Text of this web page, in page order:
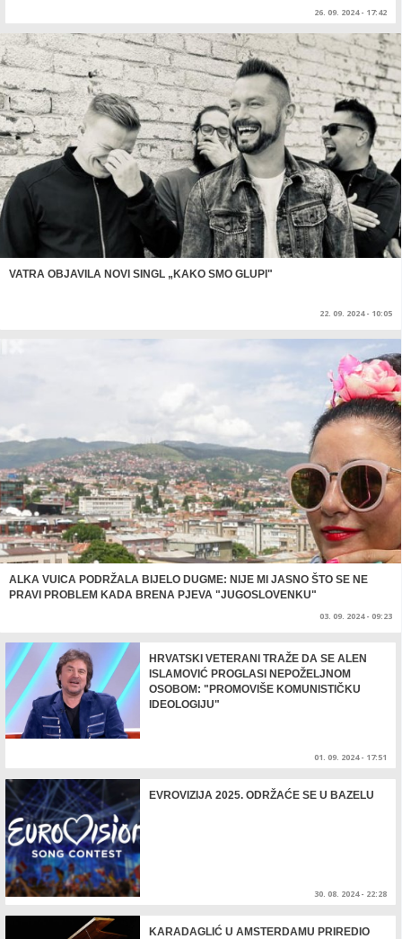
26. 09. 2024 - 17:42
VATRA OBJAVILA NOVI SINGL „KAKO SMO GLUPI"
22. 09. 2024 - 10:05
ALKA VUICA PODRŽALA BIJELO DUGME: NIJE MI JASNO ŠTO SE NE
PRAVI PROBLEM KADA BRENA PJEVA "JUGOSLOVENKU"
03. 09. 2024 - 09:23
HRVATSKI VETERANI TRAŽE DA SE ALEN
ISLAMOVIĆ PROGLASI NEPOŽELJNOM
OSOBOM: "PROMOVIŠE KOMUNISTIČKU
IDEOLOGIJU"
01. 09. 2024 - 17:51
EVROVIZIJA 2025. ODRŽAĆE SE U BAZELU
30. 08. 2024 - 22:28
KARADAGLIĆ U AMSTERDAMU PRIREDIO